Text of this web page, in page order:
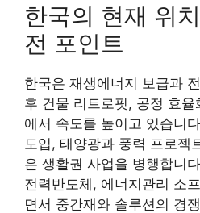
한국의 현재 위
전 포인트
한국은 재생에너지 보급과
후 건물 리트로핏, 공정 효
에서 속도를 높이고 있습니
도입, 태양광과 풍력 프로젝
은 생활권 사업을 병행합니
전력반도체, 에너지관리 소
면서 중간재와 솔루션의 경